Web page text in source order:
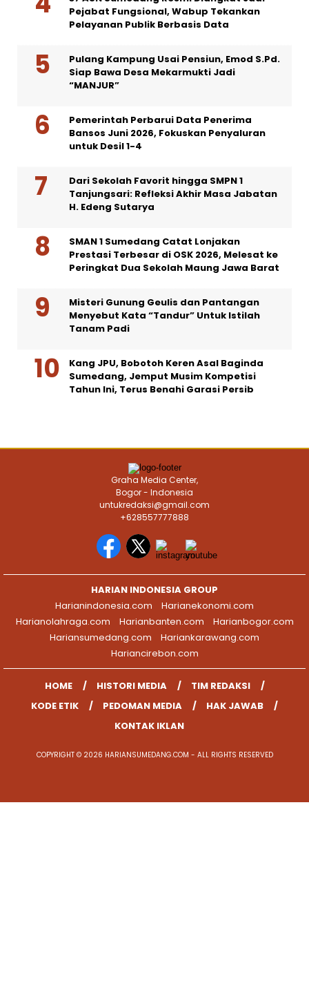
Pejabat Fungsional, Wabup Tekankan
Pelayanan Publik Berbasis Data
Pulang Kampung Usai Pensiun, Emod S.Pd.
Siap Bawa Desa Mekarmukti Jadi
“MANJUR”
Pemerintah Perbarui Data Penerima
Bansos Juni 2026, Fokuskan Penyaluran
untuk Desil 1-4
Dari Sekolah Favorit hingga SMPN 1
Tanjungsari: Refleksi Akhir Masa Jabatan
H. Edeng Sutarya
SMAN 1 Sumedang Catat Lonjakan
Prestasi Terbesar di OSK 2026, Melesat ke
Peringkat Dua Sekolah Maung Jawa Barat
Misteri Gunung Geulis dan Pantangan
Menyebut Kata “Tandur” Untuk Istilah
Tanam Padi
Kang JPU, Bobotoh Keren Asal Baginda
Sumedang, Jemput Musim Kompetisi
Tahun Ini, Terus Benahi Garasi Persib
Graha Media Center,
Bogor - Indonesia
untukredaksi@gmail.com
+628557777888
HARIAN INDONESIA GROUP
Harianindonesia.com
Harianekonomi.com
Harianolahraga.com
Harianbanten.com
Harianbogor.com
Hariansumedang.com
Hariankarawang.com
Hariancirebon.com
HOME HISTORI MEDIA
TIM REDAKSI
KODE ETIK
PEDOMAN MEDIA
HAK JAWAB
KONTAK IKLAN
COPYRIGHT © 2026 HARIANSUMEDANG.COM - ALL RIGHTS RESERVED